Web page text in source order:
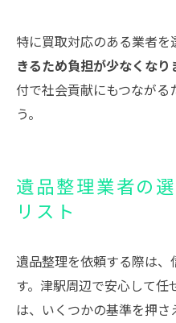
特に買取対応のある業者を
きるため負担が少なくなり
付で社会貢献にもつなが
う。
遺品整理業者の
リスト
遺品整理を依頼する際は
す。津駅周辺で安心して
は、いくつかの基準を押さ